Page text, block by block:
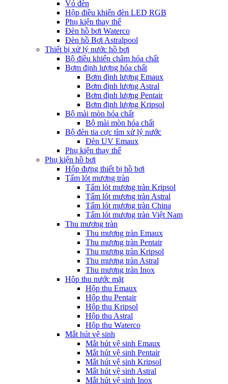
Vỏ đèn
Hộp điều khiển đèn LED RGB
Phụ kiện thay thế
Đèn hồ bơi Waterco
Đèn hồ Bơi Astralpool
Thiết bị xử lý nước hồ bơi
Bộ điều khiển châm hóa chất
Bơm định lượng hóa chất
Bơm định lượng Emaux
Bơm định lượng Astral
Bơm định lượng Pentair
Bơm định lượng Kripsol
Bộ mài mòn hóa chất
Bộ mài mòn hóa chất
Bộ đèn tia cực tím xử lý nước
Đèn UV Emaux
Phụ kiện thay thế
Phụ kiện hồ bơi
Hộp đựng thiết bị hồ bơi
Tấm lót mương tràn
Tấm lót mương tràn Kripsol
Tấm lót mương tràn Astral
Tấm lót mương tràn China
Tấm lót mương tràn Việt Nam
Thu mương tràn
Thu mương tràn Emaux
Thu mương tràn Pentair
Thu mương tràn Kripsol
Thu mương tràn Astral
Thu mương tràn Inox
Hôp thu nước mặt
Hộp thu Emaux
Hộp thu Pentair
Hộp thu Kripsol
Hộp thu Astral
Hộp thu Waterco
Mắt hút vệ sinh
Mắt hút vệ sinh Emaux
Mắt hút vệ sinh Pentair
Mắt hút vệ sinh Kripsol
Mắt hút vệ sinh Astral
Mắt hút vệ sinh Inox